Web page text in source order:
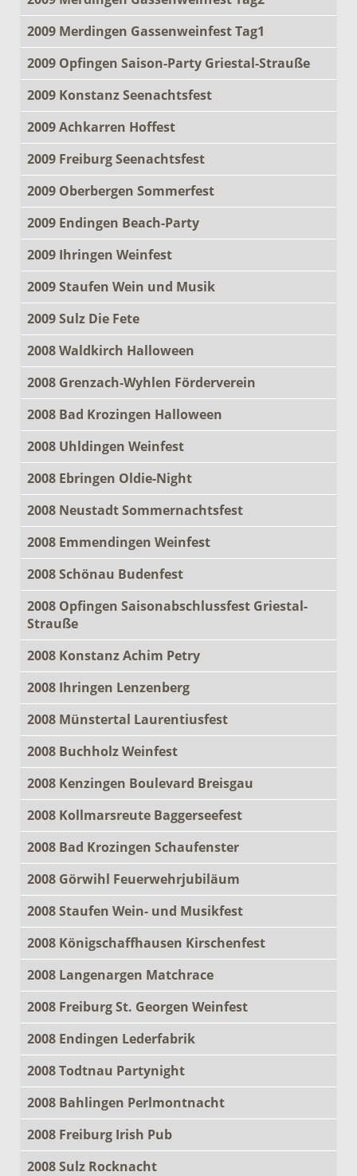
2009 Merdingen Gassenweinfest Tag1
2009 Opfingen Saison-Party Griestal-Strauße
2009 Konstanz Seenachtsfest
2009 Achkarren Hoffest
2009 Freiburg Seenachtsfest
2009 Oberbergen Sommerfest
2009 Endingen Beach-Party
2009 Ihringen Weinfest
2009 Staufen Wein und Musik
2009 Sulz Die Fete
2008 Waldkirch Halloween
2008 Grenzach-Wyhlen Förderverein
2008 Bad Krozingen Halloween
2008 Uhldingen Weinfest
2008 Ebringen Oldie-Night
2008 Neustadt Sommernachtsfest
2008 Emmendingen Weinfest
2008 Schönau Budenfest
2008 Opfingen Saisonabschlussfest Griestal-
Strauße
2008 Konstanz Achim Petry
2008 Ihringen Lenzenberg
2008 Münstertal Laurentiusfest
2008 Buchholz Weinfest
2008 Kenzingen Boulevard Breisgau
2008 Kollmarsreute Baggerseefest
2008 Bad Krozingen Schaufenster
2008 Görwihl Feuerwehrjubiläum
2008 Staufen Wein- und Musikfest
2008 Königschaffhausen Kirschenfest
2008 Langenargen Matchrace
2008 Freiburg St. Georgen Weinfest
2008 Endingen Lederfabrik
2008 Todtnau Partynight
2008 Bahlingen Perlmontnacht
2008 Freiburg Irish Pub
2008 Sulz Rocknacht